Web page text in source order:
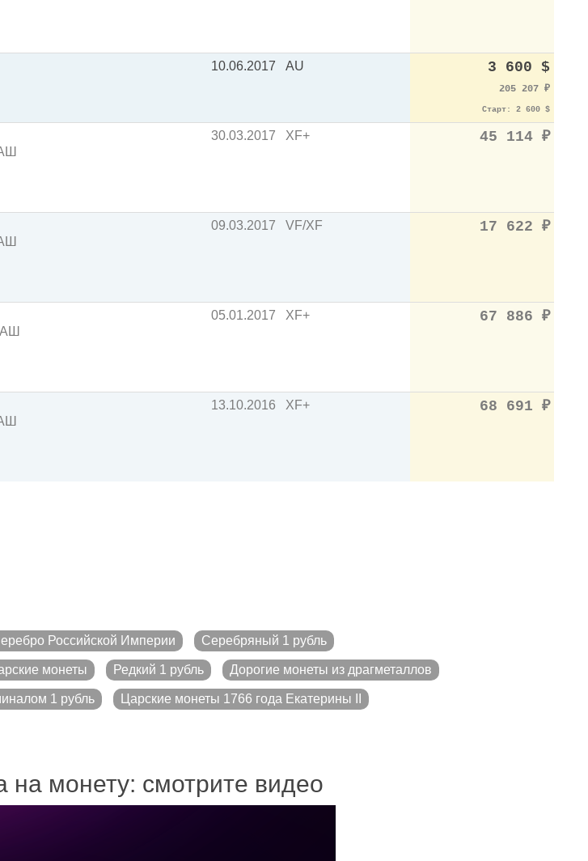
10.06.2017 AU 3 600 $
205 207 ₽
Старт: 2 600 $
30.03.2017 XF+ 45 114 ₽
09.03.2017 VF/XF 17 622 ₽
05.01.2017 XF+ 67 886 ₽
13.10.2016 XF+ 68 691 ₽
Российской Империи Серебряный 1 рубль
монеты Редкий 1 рубль Дорогие монеты из драгметаллов
1 рубль Царские монеты 1766 года Екатерины II
на монету: смотрите видео